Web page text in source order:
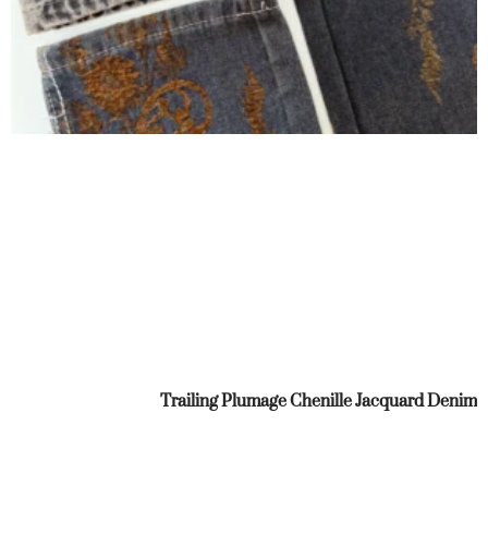
Trailing Plumage Chenille Jacquard Denim